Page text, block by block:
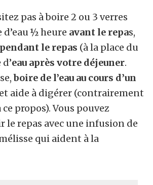
pas à boire 2 ou 3 verres
d’eau ½ heure avant le repas,
le repas (à la place du
eau après votre déjeuner.
boire de l’eau au cours d’un
aide à digérer (contrairement
ce propos). Vous pouvez
le repas avec une infusion de
qui aident à la